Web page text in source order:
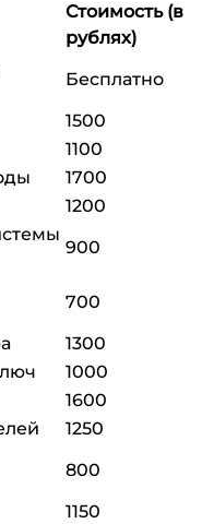
Стоимость (в
рублях)
Бесплатно
1500
1100
1700
1200
900
700
1300
1000
1600
1250
800
1150